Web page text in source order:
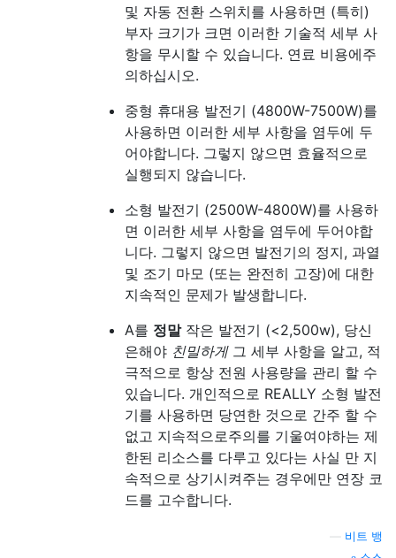
및 자동 전환 스위치를 사용하면 (특히)
부자 크기가 크면 이러한 기술적 세부 사
항을 무시할 수 있습니다. 연료 비용에주
의하십시오.
중형 휴대용 발전기 (4800W-7500W)를
사용하면 이러한 세부 사항을 염두에 두
어야합니다. 그렇지 않으면 효율적으로
실행되지 않습니다.
소형 발전기 (2500W-4800W)를 사용하
면 이러한 세부 사항을 염두에 두어야합
니다. 그렇지 않으면 발전기의 정지, 과열
및 조기 마모 (또는 완전히 고장)에 대한
지속적인 문제가 발생합니다.
A를 정말작은 발전기 (<2,500w), 당신
은해야 친밀하게그 세부 사항을 알고, 적
극적으로 항상 전원 사용량을 관리 할 수
있습니다. 개인적으로 REALLY 소형 발전
기를 사용하면 당연한 것으로 간주 할 수
없고 지속적으로주의를 기울여야하는 제
한된 리소스를 다루고 있다는 사실 만 지
속적으로 상기시켜주는 경우에만 연장 코
드를 고수합니다.
비트 뱅